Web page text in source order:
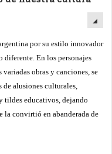
por su estilo innovador
En los personajes
variadas obras y canciones, se
de alusiones culturales,
tildes educativos, dejando
la convirtió en abanderada de